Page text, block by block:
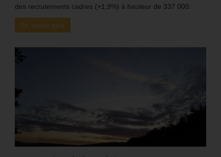
des recrutements cadres (+1,9%) à hauteur de 337 000.
En savoir plus